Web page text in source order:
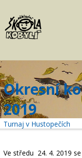
Aktuality
Volný čas
Kontakt
Akce
žákovská knížka
Menu
Okresní
2019
Turnaj v Hustopečích
Ve středu 24. 4. 2019